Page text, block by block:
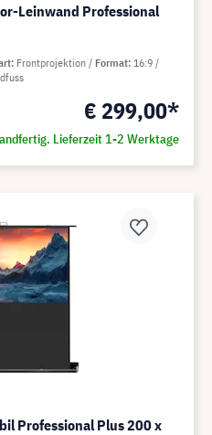
Leinwand Professional
€ 299,00*
Lieferzeit 1-2 Werktage
Frontprojektion Format 16:9
Professional Plus 200 x